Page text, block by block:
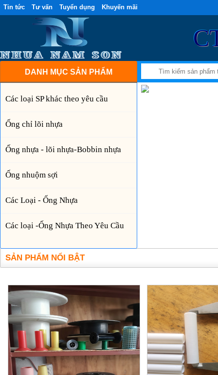
Tin tức Tư vấn Tuyển dụng Khuyến mãi
DANH MỤC SẢN PHẨM
Các loại SP khác theo yêu cầu
Ống chỉ lõi nhựa
Ống nhựa - lõi nhựa-Bobbin nhựa
Ống nhuộm sợi
Các Loại - Ống Nhựa
Các loại -Ống Nhựa Theo Yêu Cầu
SẢN PHẨM NỔI BẬT